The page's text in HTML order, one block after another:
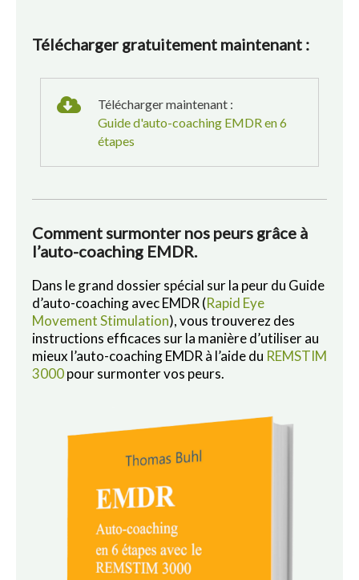
Télécharger gratuitement maintenant :
Télécharger maintenant :
Guide d'auto-coaching EMDR en 6
étapes
Comment surmonter nos peurs grâce à
l’auto-coaching EMDR.
Dans le grand dossier spécial sur la peur du Guide
d’auto-coaching avec EMDR (Rapid Eye
Movement Stimulation), vous trouverez des
instructions efficaces sur la manière d’utiliser au
mieux l’auto-coaching EMDR à l’aide du REMSTIM
3000pour surmonter vos peurs.